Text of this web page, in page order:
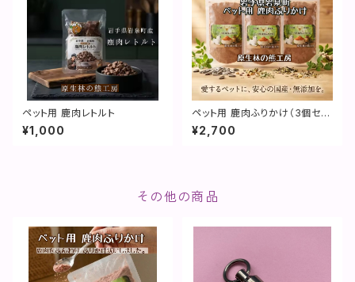
ペット用 鹿肉レトルト
¥1,000
ペット用 鹿肉ふりかけ（3個セッ
ト）
¥2,700
その他の商品